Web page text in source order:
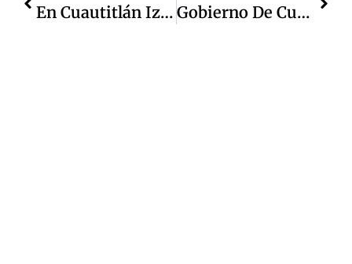
En Cuautitlán Izcalli Se Mantiene Una Tendencia A La Baja En El Robo A Negocio, Disminuye 13%: Cifras Oficiales Gobierno De Cuautitlán Izcalli Despliega Operativo Integral Para Dar Atención Tras La Lluvia De Este Jueves